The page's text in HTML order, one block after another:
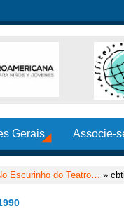
Gerais Associe-
Escurinho do Teatro… »